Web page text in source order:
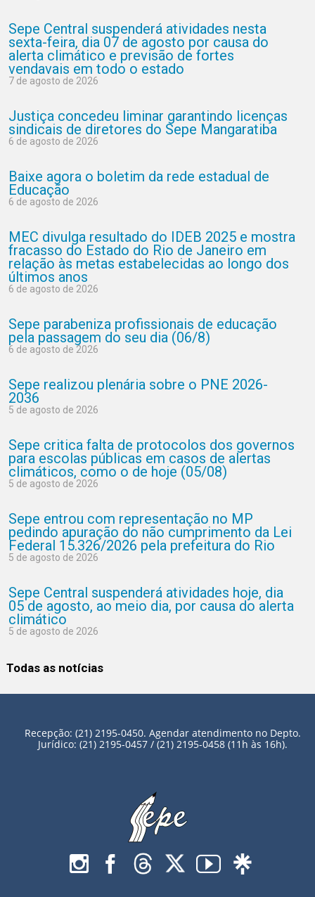
Sepe Central suspenderá atividades nesta
sexta-feira, dia 07 de agosto por causa do
alerta climático e previsão de fortes
vendavais em todo o estado
7 de agosto de 2026
Justiça concedeu liminar garantindo licenças
sindicais de diretores do Sepe Mangaratiba
6 de agosto de 2026
Baixe agora o boletim da rede estadual de
Educação
6 de agosto de 2026
MEC divulga resultado do IDEB 2025 e mostra
fracasso do Estado do Rio de Janeiro em
relação às metas estabelecidas ao longo dos
últimos anos
6 de agosto de 2026
Sepe parabeniza profissionais de educação
pela passagem do seu dia (06/8)
6 de agosto de 2026
Sepe realizou plenária sobre o PNE 2026-
2036
5 de agosto de 2026
Sepe critica falta de protocolos dos governos
para escolas públicas em casos de alertas
climáticos, como o de hoje (05/08)
5 de agosto de 2026
Sepe entrou com representação no MP
pedindo apuração do não cumprimento da Lei
Federal 15.326/2026 pela prefeitura do Rio
5 de agosto de 2026
Sepe Central suspenderá atividades hoje, dia
05 de agosto, ao meio dia, por causa do alerta
climático
5 de agosto de 2026
Todas as notícias
Recepção: (21) 2195-0450. Agendar atendimento no Depto.
Jurídico: (21) 2195-0457 / (21) 2195-0458 (11h às 16h).